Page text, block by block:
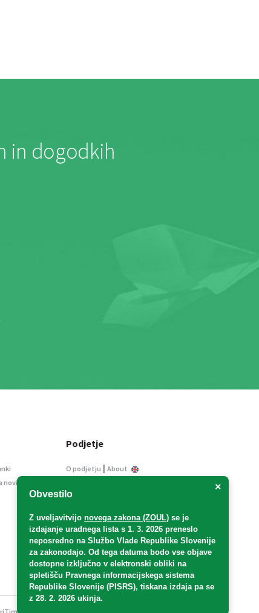
in dogodkih
×
Obvestilo
Z uveljavitvijo novega zakona (ZOUL) se je
izdajanje uradnega lista s 1. 3. 2026 preneslo
neposredno na Službo Vlade Republike Slovenije
za zakonodajo. Od tega datuma bodo vse objave
dostopne izključno v elektronski obliki na
spletišču Pravnega informacijskega sistema
Republike Slovenije (PISRS), tiskana izdaja pa se
z 28. 2. 2026 ukinja.
novice
Podjetje
O podjetju | About
Informacije javnega
Oglaševanje
Splošni pogoji
Izjava o varstvu osebnih
podatkov
E-dražbe